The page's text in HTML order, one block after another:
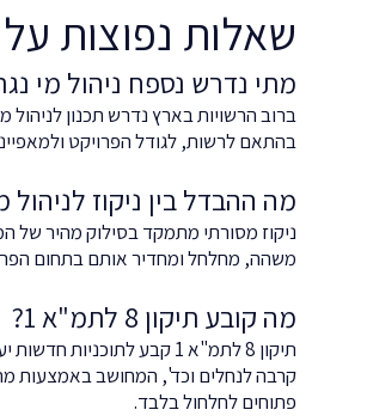
שאלות נפוצות על
מתי נדרש נספח ניהול מי
ברוב הרשויות בארץ נדרש תכנון
בהתאם לרשות, לגודל הפרויקט
מה ההבדל בין ניקוז לניהול
ניקוז מסורתי מתמקד בסילוק מהיר של
משהה, מחלחל ומחדיר אותם בתחום
מה קובע תיקון 8 לתמ"א 1?
תיקון 8 לתמ"א 1 קבע
קרבה לנחלים וכד', המחושב באמצעות
פתוחים לחלחול בלבד.